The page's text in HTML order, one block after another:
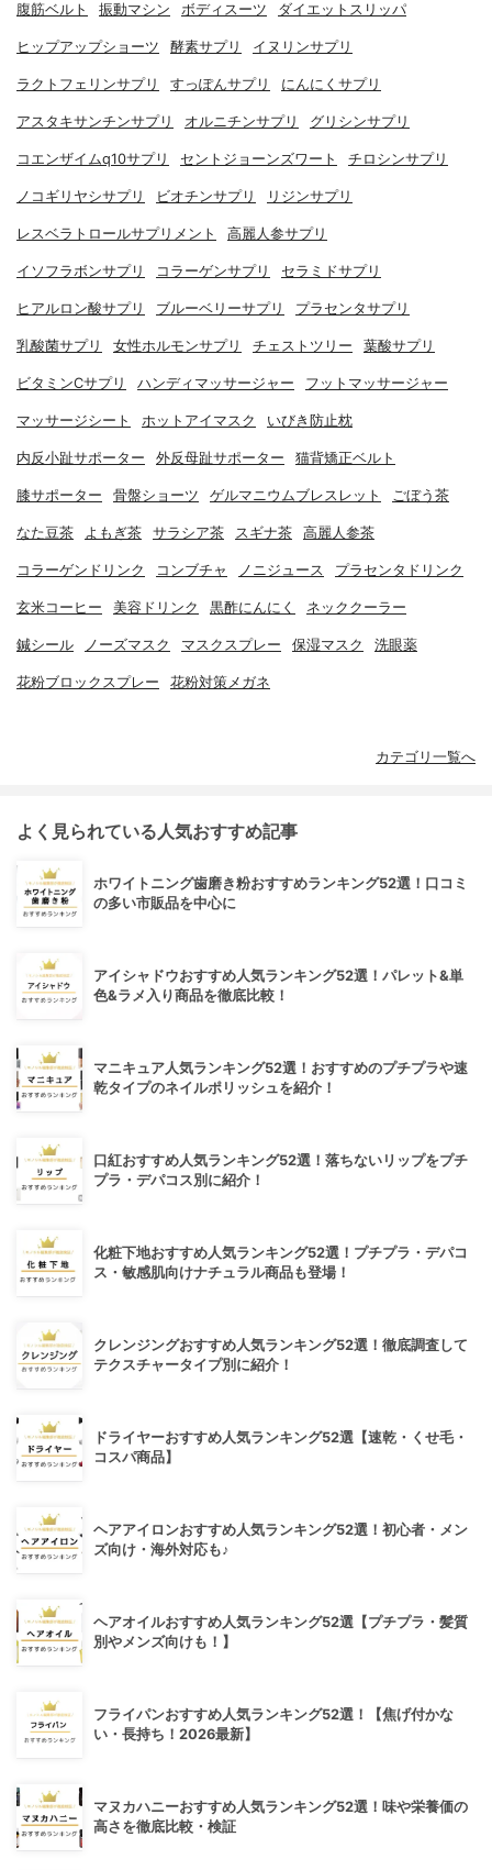
腹筋ベルト 振動マシン ボディスーツ ダイエットスリッパ
ヒップアップショーツ 酵素サプリ イヌリンサプリ
ラクトフェリンサプリ すっぽんサプリ にんにくサプリ
アスタキサンチンサプリ オルニチンサプリ グリシンサプリ
コエンザイムq10サプリ セントジョーンズワート チロシンサプリ
ノコギリヤシサプリ ビオチンサプリ リジンサプリ
レスベラトロールサプリメント 高麗人参サプリ
イソフラボンサプリ コラーゲンサプリ セラミドサプリ
ヒアルロン酸サプリ ブルーベリーサプリ プラセンタサプリ
乳酸菌サプリ 女性ホルモンサプリ チェストツリー 葉酸サプリ
ビタミンCサプリ ハンディマッサージャー フットマッサージャー
マッサージシート ホットアイマスク いびき防止枕
内反小趾サポーター 外反母趾サポーター 猫背矯正ベルト
膝サポーター 骨盤ショーツ ゲルマニウムブレスレット ごぼう茶
なた豆茶 よもぎ茶 サラシア茶 スギナ茶 高麗人参茶
コラーゲンドリンク コンブチャ ノニジュース プラセンタドリンク
玄米コーヒー 美容ドリンク 黒酢にんにく ネッククーラー
鍼シール ノーズマスク マスクスプレー 保湿マスク 洗眼薬
花粉ブロックスプレー 花粉対策メガネ
カテゴリ一覧へ
よく見られている人気おすすめ記事
ホワイトニング歯磨き粉おすすめランキング52選！口コミ
の多い市販品を中心に
アイシャドウおすすめ人気ランキング52選！パレット&単
色&ラメ入り商品を徹底比較！
マニキュア人気ランキング52選！おすすめのプチプラや速
乾タイプのネイルポリッシュを紹介！
口紅おすすめ人気ランキング52選！落ちないリップをプチ
プラ・デパコス別に紹介！
化粧下地おすすめ人気ランキング52選！プチプラ・デパコ
ス・敏感肌向けナチュラル商品も登場！
クレンジングおすすめ人気ランキング52選！徹底調査して
テクスチャータイプ別に紹介！
ドライヤーおすすめ人気ランキング52選【速乾・くせ毛・
コスパ商品】
ヘアアイロンおすすめ人気ランキング52選！初心者・メン
ズ向け・海外対応も♪
ヘアオイルおすすめ人気ランキング52選【プチプラ・髪質
別やメンズ向けも！】
フライパンおすすめ人気ランキング52選！【焦げ付かな
い・長持ち！2026最新】
マヌカハニーおすすめ人気ランキング52選！味や栄養価の
高さを徹底比較・検証